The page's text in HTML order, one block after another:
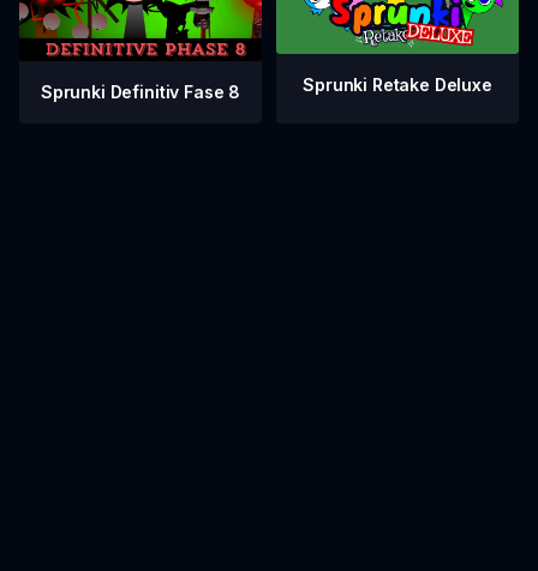
Sprunki Definitiv Fase 8 Sprunki Retake Deluxe